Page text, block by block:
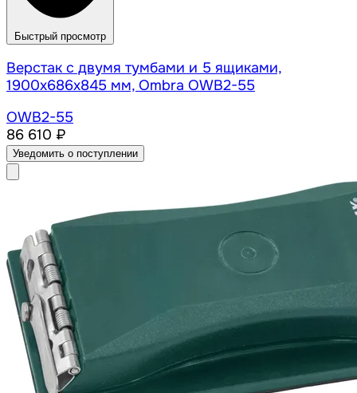
Быстрый просмотр
Верстак с двумя тумбами и 5 ящиками,
1900х686х845 мм, Ombra OWB2-55
OWB2-55
86 610 ₽
Уведомить о поступлении